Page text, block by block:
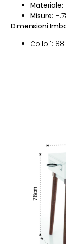
Materiale:
Misure:
Dimensioni
Collo 1: 88